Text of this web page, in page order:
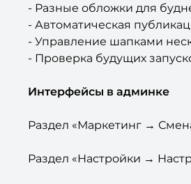
- Разные обложки для
- Автоматическая
- Управление шапками
- Проверка будущих
Интерфейсы в админке
Раздел «Маркетинг →
Раздел «Настройки →